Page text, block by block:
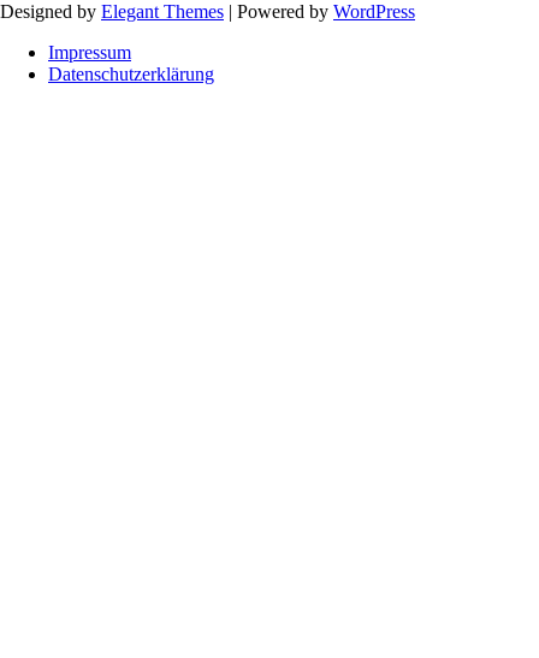
Designed by Elegant Themes | Powered by WordPress
Impressum
Datenschutzerklärung